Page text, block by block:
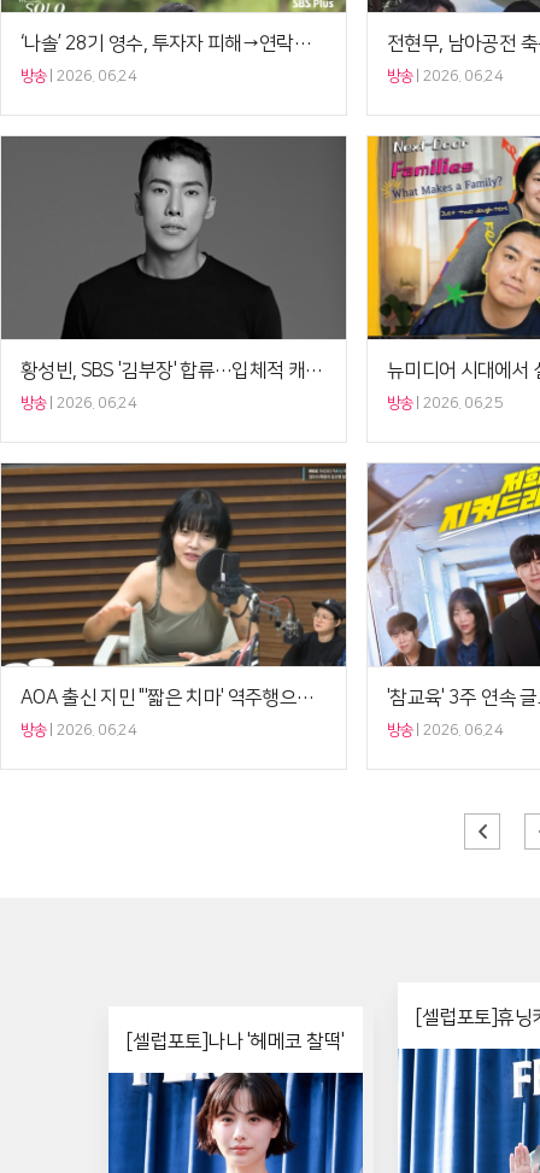
‘나솔’ 28기 영수, 투자자 피해→연락두절 해명 “책임 다하겠다”
방송 2026. 06.24 방송 2026. 06.24
황성빈, SBS '김부장' 합류…입체적 캐릭터로 존재감 예고
방송 2026. 06.24 방송 2026. 06.25
AOA 출신 지민 "'짧은 치마' 역주행으로 큰 용돈 생겨…덕분에 신보 준비"('정희')
방송 2026. 06.24 방송 2026. 06.24
[셀럽포토]나나 '헤메코 찰떡'
[셀럽포토]휴닝